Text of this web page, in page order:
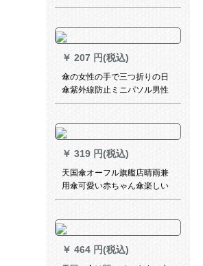
よけの傘の女性の三つ折りの
てポケトの傘の羽が白いで
す。
￥ 207 円(税込)
傘の女性の手で三つ折りの日
傘紫外線防止ミニパソル男性
の超軽量創意的な顔猫の黒い
兼用傘の大きな顔の猫
￥ 319 円(税込)
天国傘オーフル旗艦店晴雨兼
用傘可愛い赤ちゃん傘楽しい
小鳥4〓紫51 cm*8 k
￥ 464 円(税込)